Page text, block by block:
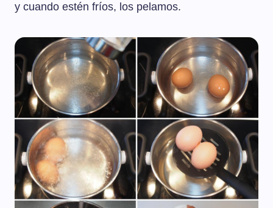
y cuando estén fríos, los pelamos.